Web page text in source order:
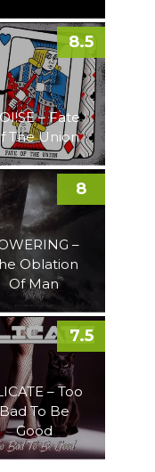
– Fate
The Union
8.5
–
Oblation
Of Man
8
– Too
To Be
Good
7.5